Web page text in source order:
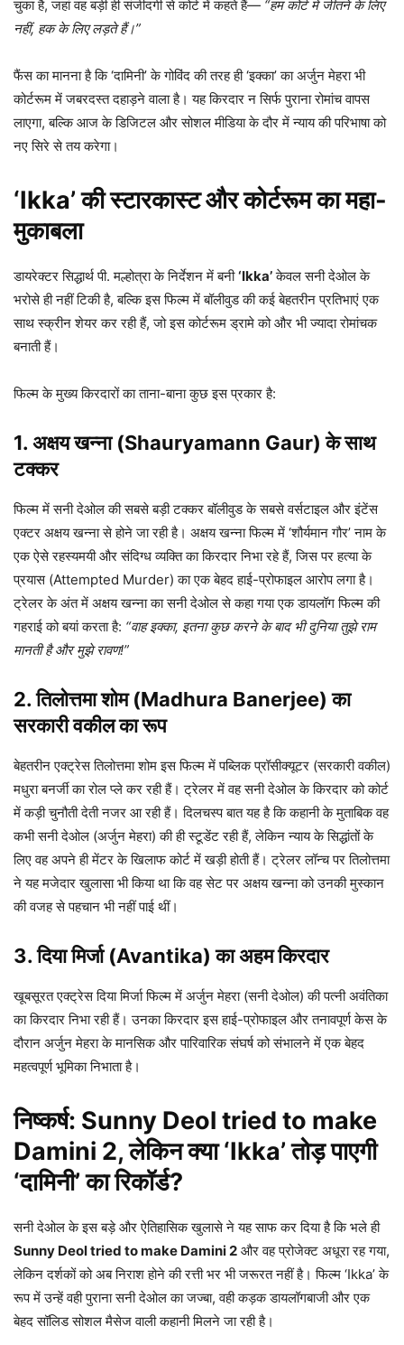
चुका है, जहां वह बड़ी ही संजीदगी से कोर्ट में कहते हैं— “हम कोर्ट में जीतने के लिए
नहीं, हक के लिए लड़ते हैं।”
फैंस का मानना है कि ‘दामिनी’ के गोविंद की तरह ही ‘इक्का’ का अर्जुन मेहरा भी
कोर्टरूम में जबरदस्त दहाड़ने वाला है। यह किरदार न सिर्फ पुराना रोमांच वापस
लाएगा, बल्कि आज के डिजिटल और सोशल मीडिया के दौर में न्याय की परिभाषा को
नए सिरे से तय करेगा।
‘Ikka’ की स्टारकास्ट और कोर्टरूम का महा-
मुकाबला
डायरेक्टर सिद्धार्थ पी. मल्होत्रा के निर्देशन में बनी‘Ikka’केवल सनी देओल के
भरोसे ही नहीं टिकी है, बल्कि इस फिल्म में बॉलीवुड की कई बेहतरीन प्रतिभाएं एक
साथ स्क्रीन शेयर कर रही हैं, जो इस कोर्टरूम ड्रामे को और भी ज्यादा रोमांचक
बनाती हैं।
फिल्म के मुख्य किरदारों का ताना-बाना कुछ इस प्रकार है:
1. अक्षय खन्ना (Shauryamann Gaur) के साथ
टक्कर
फिल्म में सनी देओल की सबसे बड़ी टक्कर बॉलीवुड के सबसे वर्सटाइल और इंटेंस
एक्टर अक्षय खन्ना से होने जा रही है। अक्षय खन्ना फिल्म में ‘शौर्यमान गौर’ नाम के
एक ऐसे रहस्यमयी और संदिग्ध व्यक्ति का किरदार निभा रहे हैं, जिस पर हत्या के
प्रयास (Attempted Murder) का एक बेहद हाई-प्रोफाइल आरोप लगा है।
ट्रेलर के अंत में अक्षय खन्ना का सनी देओल से कहा गया एक डायलॉग फिल्म की
गहराई को बयां करता है: “वाह इक्का, इतना कुछ करने के बाद भी दुनिया तुझे राम
मानती है और मुझे रावण!”
2. तिलोत्तमा शोम (Madhura Banerjee) का
सरकारी वकील का रूप
बेहतरीन एक्ट्रेस तिलोत्तमा शोम इस फिल्म में पब्ल‍िक प्रॉसीक्यूटर (सरकारी वकील)
मधुरा बनर्जी का रोल प्ले कर रही हैं। ट्रेलर में वह सनी देओल के किरदार को कोर्ट
में कड़ी चुनौती देती नजर आ रही हैं। दिलचस्प बात यह है कि कहानी के मुताबिक वह
कभी सनी देओल (अर्जुन मेहरा) की ही स्टूडेंट रही हैं, लेकिन न्याय के सिद्धांतों के
लिए वह अपने ही मेंटर के खिलाफ कोर्ट में खड़ी होती हैं। ट्रेलर लॉन्च पर तिलोत्तमा
ने यह मजेदार खुलासा भी किया था कि वह सेट पर अक्षय खन्ना को उनकी मुस्कान
की वजह से पहचान भी नहीं पाई थीं।
3. दिया मिर्जा (Avantika) का अहम किरदार
खूबसूरत एक्ट्रेस दिया मिर्जा फिल्म में अर्जुन मेहरा (सनी देओल) की पत्नी अवंतिका
का किरदार निभा रही हैं। उनका किरदार इस हाई-प्रोफाइल और तनावपूर्ण केस के
दौरान अर्जुन मेहरा के मानसिक और पारिवारिक संघर्ष को संभालने में एक बेहद
महत्वपूर्ण भूमिका निभाता है।
निष्कर्ष: Sunny Deol tried to make
Damini 2, लेकिन क्या ‘Ikka’ तोड़ पाएगी
‘दामिनी’ का रिकॉर्ड?
सनी देओल के इस बड़े और ऐतिहासिक खुलासे ने यह साफ कर दिया है कि भले ही
Sunny Deol tried to make Damini 2 और वह प्रोजेक्ट अधूरा रह गया,
लेकिन दर्शकों को अब निराश होने की रत्ती भर भी जरूरत नहीं है। फिल्म ‘Ikka’ के
रूप में उन्हें वही पुराना सनी देओल का जज्बा, वही कड़क डायलॉगबाजी और एक
बेहद सॉलिड सोशल मैसेज वाली कहानी मिलने जा रही है।